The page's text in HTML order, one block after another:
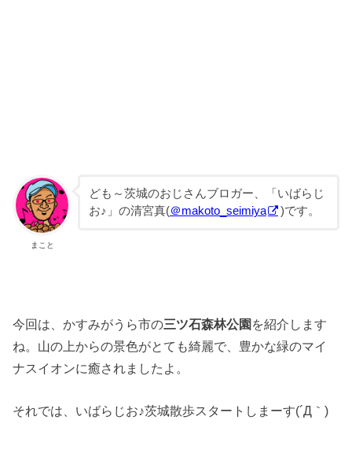
まこと
ども～茨城のおじさんブロガー、「いばらじ
お♪」の清宮真(＠makoto_seimiya )です。
今回は、かすみがうら市の三ツ石森林公園 を紹介します
ね。山の上からの景色がとても綺麗で、豊かな緑のマイ
ナスイオンに癒されましたよ。
それでは、いばらじお♪茨城散歩スタートしまーす(´Д｀)